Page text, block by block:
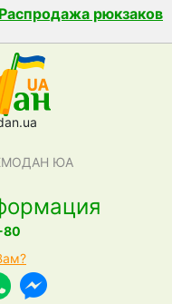
Распродажа рюкзаков
ЮА
80